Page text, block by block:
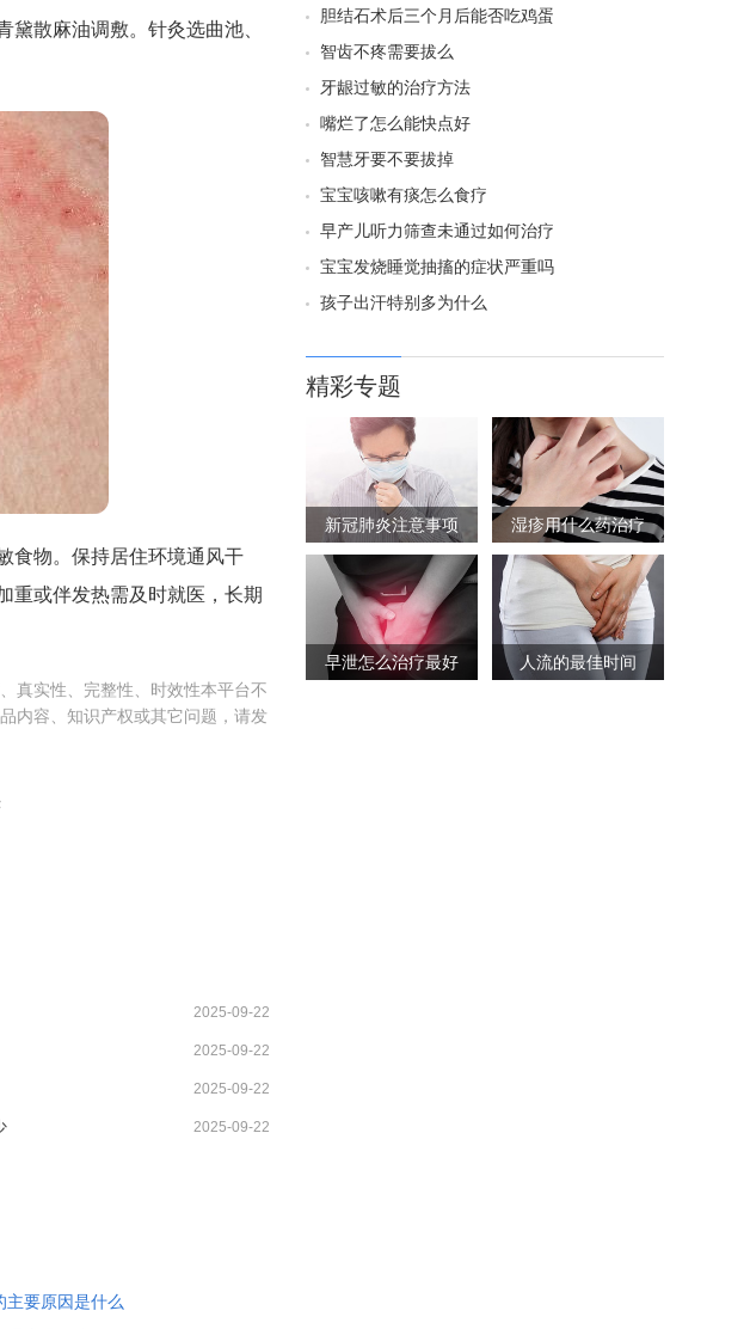
散麻油调敷。针灸选曲池、
食物。保持居住环境通风干
重或伴发热需及时就医，长期
真实性、完整性、时效性本平台不
内容、知识产权或其它问题，请发
2025-09-22
2025-09-22
2025-09-22
2025-09-22
主要原因是什么
胆结石术后三个月后能否吃鸡蛋
智齿不疼需要拔么
牙龈过敏的治疗方法
嘴烂了怎么能快点好
智慧牙要不要拔掉
宝宝咳嗽有痰怎么食疗
早产儿听力筛查未通过如何治疗
宝宝发烧睡觉抽搐的症状严重吗
孩子出汗特别多为什么
精彩专题
新冠肺炎注意事项 湿疹用什么药治疗
早泄怎么治疗最好 人流的最佳时间